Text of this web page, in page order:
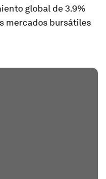
global de 3.9%
mercados bursátiles